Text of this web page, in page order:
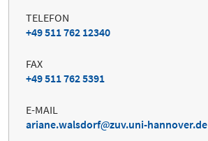
TELEFON
+49 511 762 12340
FAX
+49 511 762 5391
E-MAIL
ariane.walsdorf
zuv.uni-hannover.de